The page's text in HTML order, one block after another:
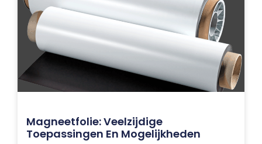
Magneetfolie: Veelzijdige
Toepassingen En Mogelijkheden